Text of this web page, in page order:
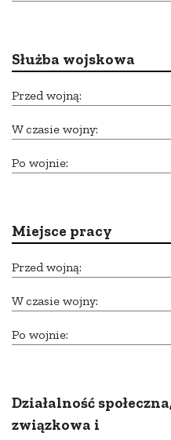
Służba wojskowa
Przed wojną:
W czasie wojny:
Po wojnie:
Miejsce pracy
Przed wojną:
W czasie wojny:
Po wojnie:
Działalność
związkowa i